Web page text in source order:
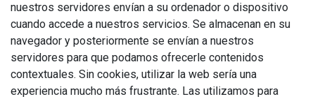
nuestros servidores envían a su ordenador o dispositivo
cuando accede a nuestros servicios. Se almacenan en su
navegador y posteriormente se envían a nuestros
servidores para que podamos ofrecerle contenidos
contextuales. Sin cookies, utilizar la web sería una
experiencia mucho más frustrante. Las utilizamos para